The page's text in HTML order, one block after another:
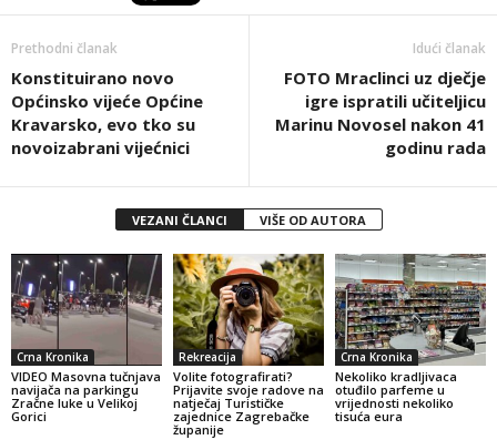
Prethodni članak
Konstituirano novo
Općinsko vijeće Općine
Kravarsko, evo tko su
novoizabrani vijećnici
Idući članak
FOTO Mraclinci uz dječje
igre ispratili učiteljicu
Marinu Novosel nakon 41
godinu rada
VEZANI ČLANCI VIŠE OD AUTORA
Crna Kronika
VIDEO Masovna tučnjava
navijača na parkingu
Zračne luke u Velikoj
Gorici
Rekreacija
Volite fotografirati?
Prijavite svoje radove na
natječaj Turističke
zajednice Zagrebačke
županije
Crna Kronika
Nekoliko kradljivaca
otuđilo parfeme u
vrijednosti nekoliko
tisuća eura